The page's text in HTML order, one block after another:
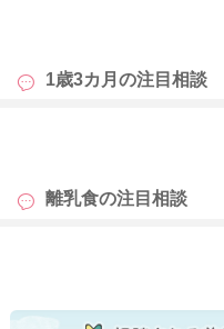
表面を軽く焼いて焼きおに
も
1歳3カ月の注目相談
も
離乳食の注目相談
も